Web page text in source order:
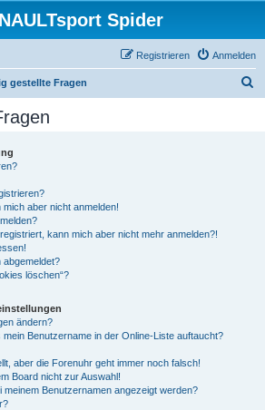
Spider
Anmelden
Registrieren
gestellte Fragen
aber nicht anmelden!
kann mich aber nicht mehr anmelden?!
abgemeldet?
löschen“?
ändern?
Benutzername in der Online-Liste auftaucht?
aber die Forenuhr geht immer noch falsch!
Board nicht zur Auswahl!
meinem Benutzernamen angezeigt werden?